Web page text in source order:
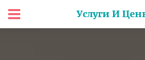
Услуги И